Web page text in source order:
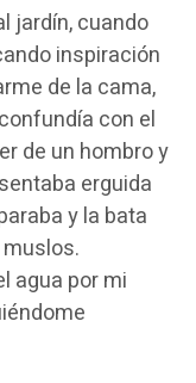
jardín, cuando
inspiración
de la cama,
con el
de un hombro y
erguida
y la bata
agua por mi